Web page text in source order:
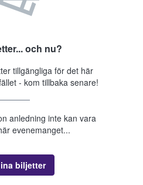
och nu?
tillgängliga för det här
- kom tillbaka senare!
anledning inte kan vara
evenemanget...
biljetter